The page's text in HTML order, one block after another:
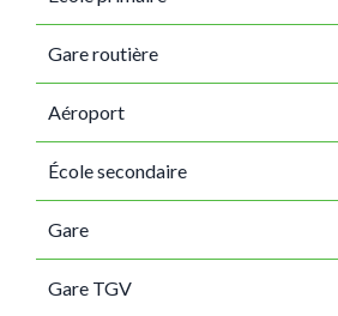
Gare routière
Aéroport
École secondaire
Gare
Gare TGV